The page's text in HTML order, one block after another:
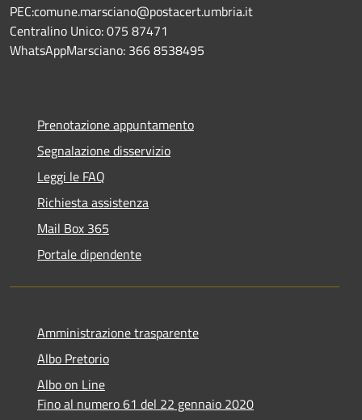
PEC:comune.marsciano@postacert.umbria.it
Centralino Unico: 075 87471
WhatsAppMarsciano: 366 8538495
Prenotazione appuntamento
Segnalazione disservizio
Leggi le FAQ
Richiesta assistenza
Mail Box 365
Portale dipendente
Amministrazione trasparente
Albo Pretorio
Albo on Line
Fino al numero 61 del 22 gennaio 2020